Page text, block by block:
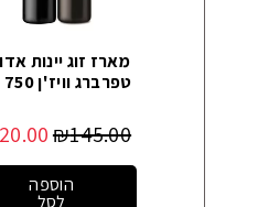
מארז זוג יינות
טפרברג וויז'ן 750 מ״ל
₪145.00
הוספה
לסל